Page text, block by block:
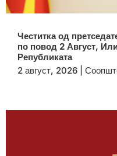
Честитка од
по повод 2 Август,
Републиката
2 август, 2026 |